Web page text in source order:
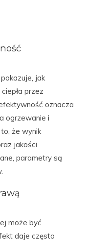
jak
przez
oznacza
ogrzewanie i
że wynik
jakości
parametry są
może być
daje często